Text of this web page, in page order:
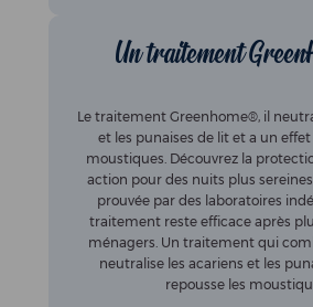
Un traitement
Le traitement Greenhome®, il
et les punaises de lit et a un
moustiques. Découvrez la
action pour des nuits plus
prouvée par des laboratoires
traitement reste efficace après
ménagers. Un traitement qui
neutralise les acariens et les
repousse les